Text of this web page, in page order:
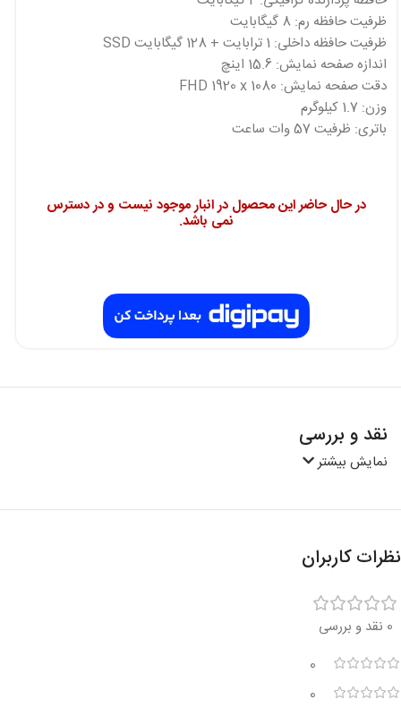
ظرفیت حافظه رم: 8 گیگابایت
ظرفیت حافظه داخلی: 1 ترابایت + 128 گیگابایت SSD
اندازه صفحه نمایش: 15.6 اینچ
دقت صفحه نمایش: FHD 1920 x 1080
وزن: 1.7 کیلوگرم
باتری: ظرفیت 57 وات ساعت
در حال حاضر این محصول در انبار موجود نیست و در دسترس
نمی باشد.
نقد و بررسی
نمایش بیشتر
نظرات کاربران
0 نقد و بررسی
0
0